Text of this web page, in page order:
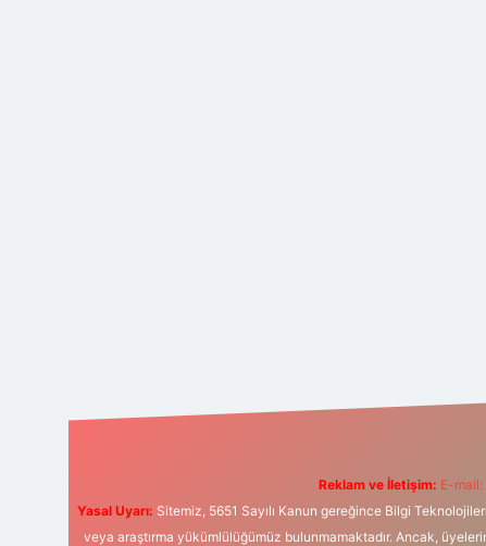
Reklam ve İletişim: E-mail:
Yasal Uyarı: Sitemiz, 5651 Sayılı Kanun gereğince Bilgi
veya araştırma yükümlülüğümüz bulunmamaktadır. Ancak,